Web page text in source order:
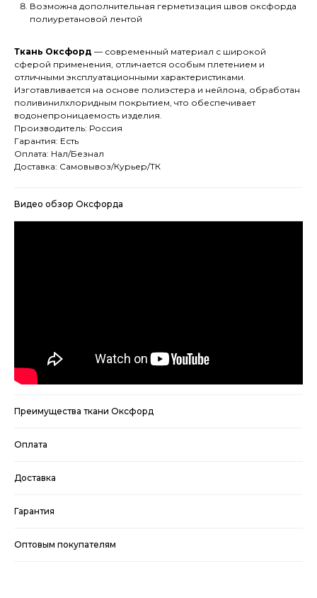
Возможна дополнительная герметизация швов оксфорда
полиуретановой лентой
Ткань Оксфорд — современный материал с широкой
сферой применения, отличается особым плетением и
отличными эксплуатационными характеристиками.
Изготавливается на основе полиэстера и нейлона, обработан
поливинилхлоридным покрытием, что обеспечивает
водонепроницаемость изделия.
Производитель: Россия
Гарантия: Есть
Оплата: Нал/Безнал
Доставка: Самовывоз/Курьер/ТК
Видео обзор Оксфорда
Преимущества ткани Оксфорд
Оплата
Доставка
Гарантия
Оптовым покупателям